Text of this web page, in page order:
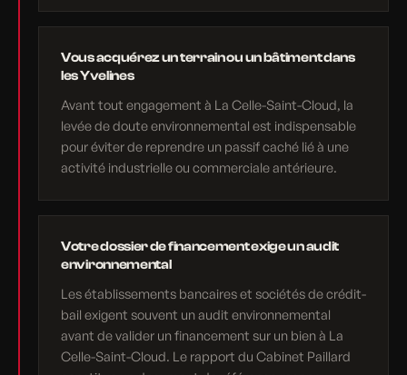
Vous acquérez un terrain ou un bâtiment dans
les Yvelines
Avant tout engagement à La Celle-Saint-Cloud, la
levée de doute environnemental est indispensable
pour éviter de reprendre un passif caché lié à une
activité industrielle ou commerciale antérieure.
Votre dossier de financement exige un audit
environnemental
Les établissements bancaires et sociétés de crédit-
bail exigent souvent un audit environnemental
avant de valider un financement sur un bien à La
Celle-Saint-Cloud. Le rapport du Cabinet Paillard